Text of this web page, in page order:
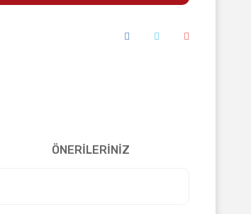
ÖNERİLERİNİZ